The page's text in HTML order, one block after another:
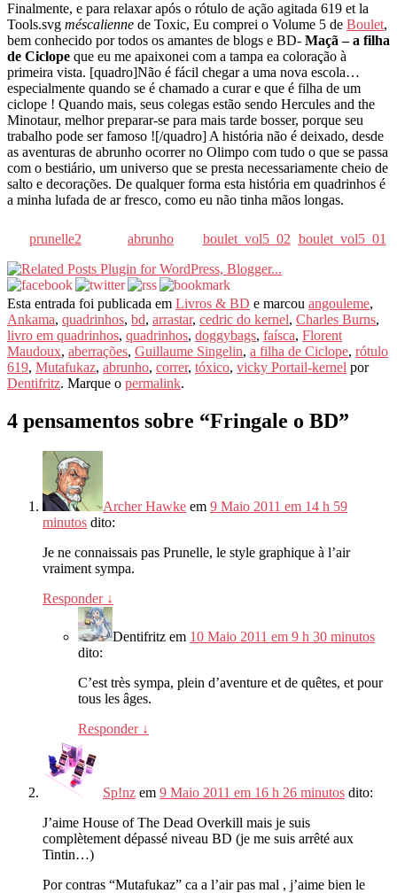
Finalmente, e para relaxar após o rótulo de ação agitada 619 et la
Tools.svg méscalienne de Toxic, Eu comprei o Volume 5 de Boulet,
bem conhecido por todos os amantes de blogs e BD- Maçã – a filha
de Ciclope que eu me apaixonei com a tampa ea coloração à
primeira vista. [quadro]Não é fácil chegar a uma nova escola…
especialmente quando se é chamado a curar e que é filha de um
ciclope ! Quando mais, seus colegas estão sendo Hercules and the
Minotaur, melhor preparar-se para mais tarde bosser, porque seu
trabalho pode ser famoso ![/quadro] A história não é deixado, desde
as aventuras de abrunho ocorrer no Olimpo com tudo o que se passa
com o bestiário, um universo que se presta necessariamente cheio de
salto e decorações. De qualquer forma esta história em quadrinhos é
a minha lufada de ar fresco, como eu não tinha mãos longas.
prunelle2 abrunho boulet_vol5_02 boulet_vol5_01
Esta entrada foi publicada em Livros & BD e marcou angouleme,
Ankama, quadrinhos, bd, arrastar, cedric do kernel, Charles Burns,
livro em quadrinhos, quadrinhos, doggybags, faísca, Florent
Maudoux, aberrações, Guillaume Singelin, a filha de Ciclope, rótulo
619, Mutafukaz, abrunho, correr, tóxico, vicky Portail-kernel por
Dentifritz. Marque o permalink.
4 pensamentos sobre “Fringale o BD”
Archer Hawke em 9 Maio 2011 em 14 h 59
minutos dito:
Je ne connaissais pas Prunelle, le style graphique à l’air
vraiment sympa.
Responder ↓
Dentifritz em 10 Maio 2011 em 9 h 30 minutos
dito:
C’est très sympa, plein d’aventure et de quêtes, et pour
tous les âges.
Responder ↓
Sp!nz em 9 Maio 2011 em 16 h 26 minutos dito:
J’aime House of The Dead Overkill mais je suis
complètement dépassé niveau BD (je me suis arrêté aux
Tintin…)
Por contras “Mutafukaz” ca a l’air pas mal , j’aime bien le